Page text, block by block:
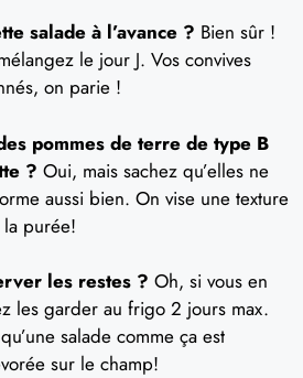
salade à l’avance ? Bien sûr !
le jour J. Vos convives
on parie !
pommes de terre de type B
? Oui, mais sachez qu’elles ne
aussi bien. On vise une texture
purée!
les restes ? Oh, si vous en
les garder au frigo 2 jours max.
salade comme ça est
sur le champ!